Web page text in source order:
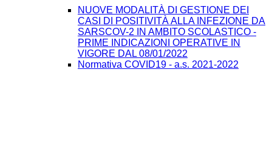
NUOVE MODALITÀ DI GESTIONE DEI
CASI DI POSITIVITÀ ALLA INFEZIONE DA
SARSCOV-2 IN AMBITO SCOLASTICO -
PRIME INDICAZIONI OPERATIVE IN
VIGORE DAL 08/01/2022
Normativa COVID19 - a.s. 2021-2022